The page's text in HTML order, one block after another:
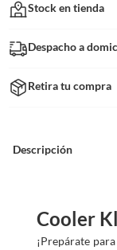
Stock en tienda
Despacho a
Retira tu compra
Descripción
Cooler
¡Prepárate